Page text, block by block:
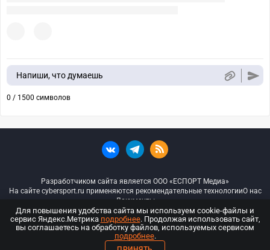
Напиши, что думаешь
0 / 1500 символов
Разработчиком сайта является ООО «ЕСПОРТ Медиа»
На сайте cybersport.ru применяются рекомендательные технологииО нас
Документы
© ООО «Киберспорт.ру» — Все права защищены
18+
Для повышения удобства сайта мы используем cookie-файлы и
сервис Яндекс.Метрика подробнее. Продолжая использовать сайт,
вы соглашаетесь на обработку файлов, используемых сервисом
подробнее.